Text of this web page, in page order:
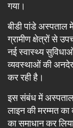
गया।
बीडी पांडे
ग्रामीण क्षेत्रों से
नई स्वास्थ्य
व्यवस्थाओं की
कर रही है।
इस संबंध में अस्पताल
लाइन की मरम्मत
का समाधान कर